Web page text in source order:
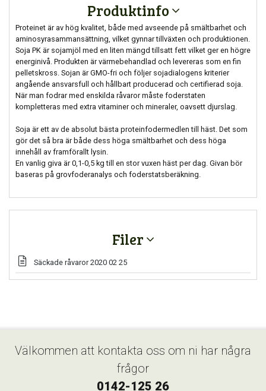
Produktinfo
Proteinet är av hög kvalitet, både med avseende på smältbarhet och
aminosyrasammansättning, vilket gynnar tillväxten och produktionen.
Soja PK är sojamjöl med en liten mängd tillsatt fett vilket ger en högre
energinivå. Produkten är värmebehandlad och levereras som en fin
pelletskross. Sojan är GMO-fri och följer sojadialogens kriterier
angående ansvarsfull och hållbart producerad och certifierad soja.
När man fodrar med enskilda råvaror måste foderstaten
kompletteras med extra vitaminer och mineraler, oavsett djurslag.
Soja är ett av de absolut bästa proteinfodermedlen till häst. Det som
gör det så bra är både dess höga smältbarhet och dess höga
innehåll av framförallt lysin.
En vanlig giva är 0,1-0,5 kg till en stor vuxen häst per dag. Givan bör
baseras på grovfoderanalys och foderstatsberäkning.
Filer
Säckade råvaror 2020 02 25
Välkommen att kontakta oss om ni har några
frågor
0142-125 26